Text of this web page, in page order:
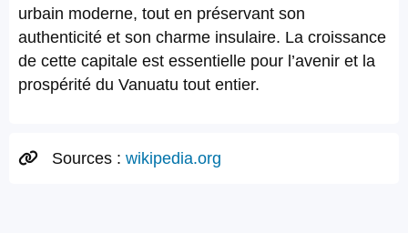
urbain moderne, tout en préservant son
authenticité et son charme insulaire. La croissance
de cette capitale est essentielle pour l’avenir et la
prospérité du Vanuatu tout entier.
Sources : wikipedia.org